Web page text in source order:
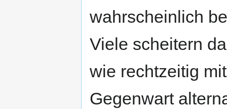
wahrscheinlich
Viele scheitern
wie rechtzeitig
Gegenwart